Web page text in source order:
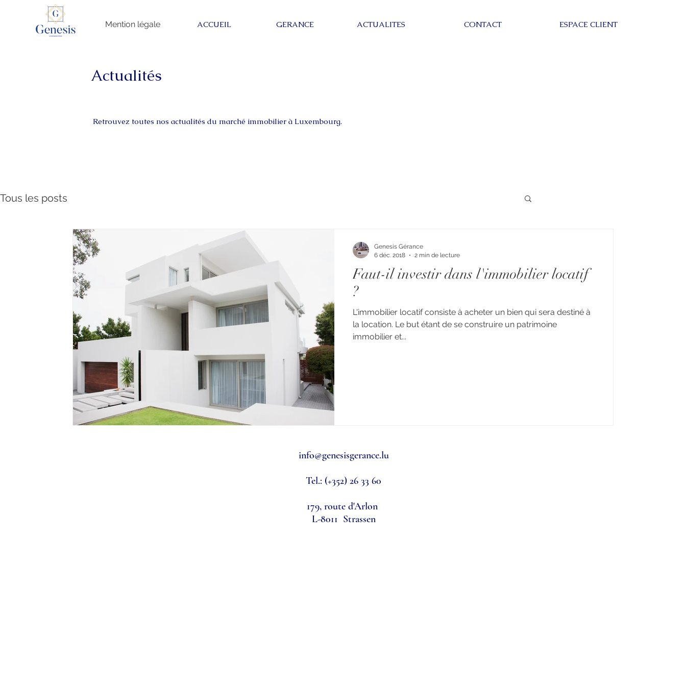
Mention légale ACCUEIL GERANCE ACTUALITES CONTACT ESPACE CLIENT
Actualités
Retrouvez toutes nos actualités du marché immobilier à Luxembourg.
Tous les posts
Faut-il investir dans l'immobilier locatif
?
L'immobilier locatif consiste à acheter un bien qui sera destiné à
la location. Le but étant de se construire un patrimoine
immobilier et...
Genesis Gérance
6 déc. 2018
2 min de lecture
info@genesisgerance.lu
Tel.: (+352) 26 33 60
179, route d'Arlon
L-8011 Strassen